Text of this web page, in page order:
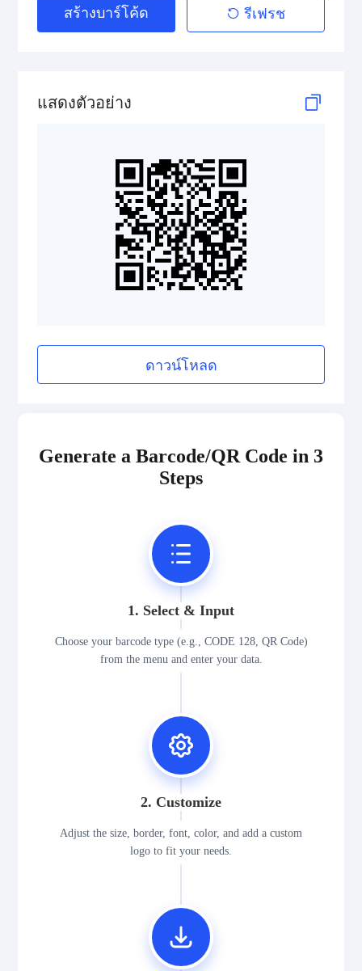
GS1 Digital Link Data Matrix
สร้างบาร์โค้ด รีเฟรช
แสดงตัวอย่าง
ดาวน์โหลด
Generate a Barcode/QR Code in 3
Steps
1. Select & Input
Choose your barcode type (e.g., CODE 128, QR Code)
from the menu and enter your data.
2. Customize
Adjust the size, border, font, color, and add a custom
logo to fit your needs.